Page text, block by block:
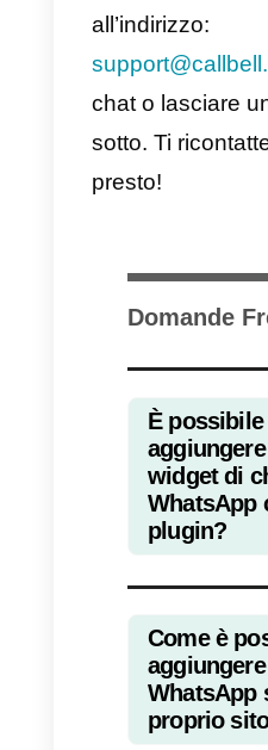
come
Telegram.
Inoltre,non
browser
da desktop
clienti